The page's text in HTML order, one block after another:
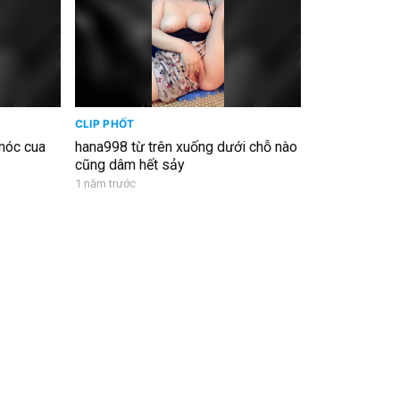
cua
CLIP PHỐT
hana998 từ trên xuống dưới chỗ nào
cũng dâm hết sảy
1 năm trước